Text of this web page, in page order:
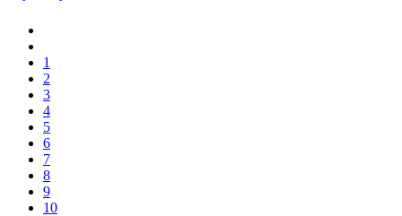
1
2
3
4
5
6
7
8
9
10